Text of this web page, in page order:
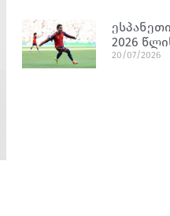
2026
20/07/2026